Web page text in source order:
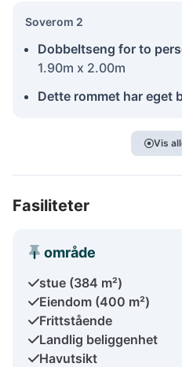
Soverom 2
Dobbeltseng for to
1.90m x 2.00m
Dette rommet har eget
Vis
Fasiliteter
område
stue (384 m²)
Eiendom (400 m²)
Frittstående
Landlig beliggenhet
Havutsikt